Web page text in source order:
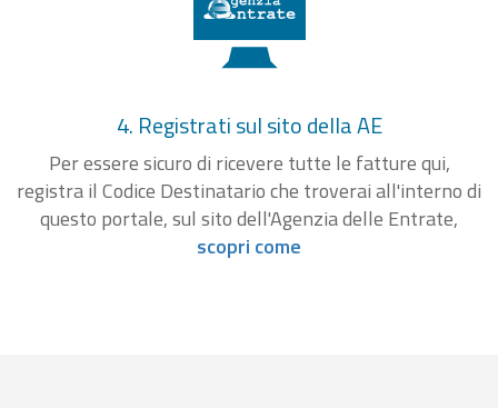
4. Registrati sul sito della AE
Per essere sicuro di ricevere tutte le fatture qui,
registra il Codice Destinatario che troverai all'interno di
questo portale, sul sito dell'Agenzia delle Entrate,
scopri come